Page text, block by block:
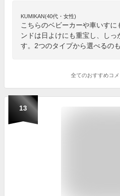
KUMIKAN(40代・女性)
こちらのベビーカーや車いす
ンドは日よけにも重宝し、し
す。2つのタイプから選べるの
全てのおすすめコメ
13